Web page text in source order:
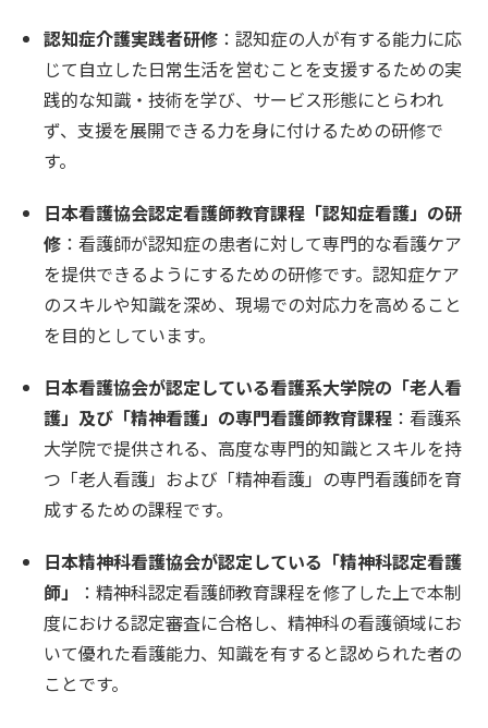
認知症介護実践者研修 ：認知症の人が有する能力に応
じて自立した日常生活を営むことを支援するための実
践的な知識・技術を学び、サービス形態にとらわれ
ず、支援を展開できる力を身に付けるための研修で
す。
日本看護協会認定看護師教育課程「認知症看護」の研
修 ：看護師が認知症の患者に対して専門的な看護ケア
を提供できるようにするための研修です。認知症ケア
のスキルや知識を深め、現場での対応力を高めること
を目的としています。
日本看護協会が認定している看護系大学院の「老人看
護」及び「精神看護」の専門看護師教育課程 ：看護系
大学院で提供される、高度な専門的知識とスキルを持
つ「老人看護」および「精神看護」の専門看護師を育
成するための課程です。
日本精神科看護協会が認定している「精神科認定看護
師」
：精神科認定看護師教育課程を修了した上で本制
度における認定審査に合格し、精神科の看護領域にお
いて優れた看護能力、知識を有すると認められた者の
ことです。